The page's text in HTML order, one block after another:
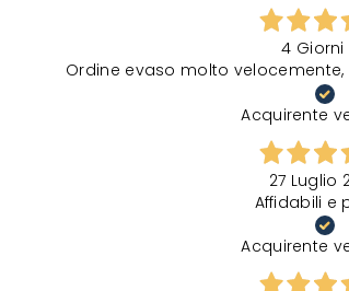
4 Giorni
Ordine evaso molto
Acquirente
27 Luglio
Affidabili e
Acquirente